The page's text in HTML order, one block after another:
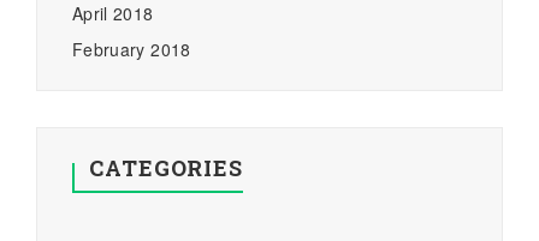
April 2018
February 2018
CATEGORIES